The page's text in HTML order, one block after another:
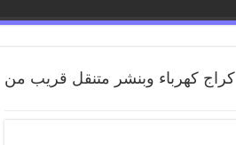
بنشر فهد الاحمد 99009551 كراج كهرباء وبنشر متنقل قريب من